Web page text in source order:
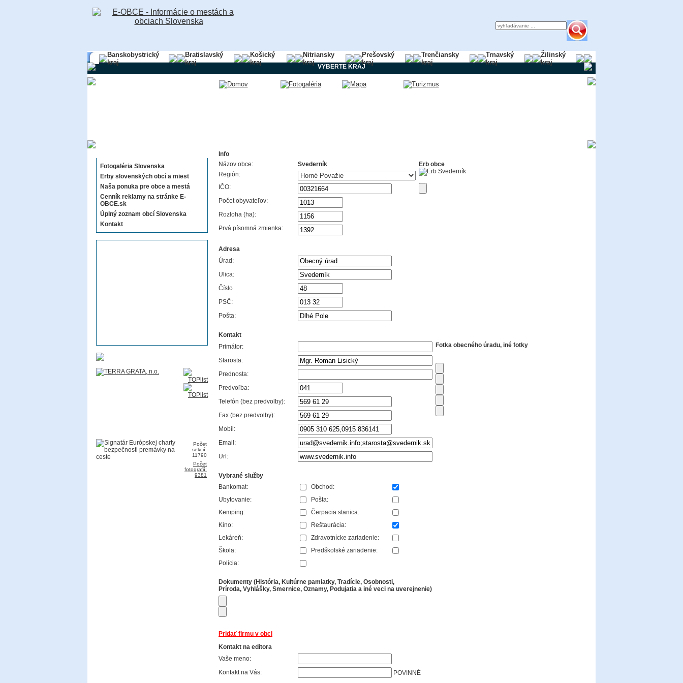
Banskobystrický
kraj
Bratislavský
kraj
Košický
kraj
Nitriansky
kraj
Prešovský
kraj
Trenčiansky
kraj
Trnavský
kraj
Žilinský
kraj
VYBERTE KRAJ
Fotogaléria Slovenska
Erby slovenských obcí a miest
Naša ponuka pre obce a mestá
Cenník reklamy na stránke E-
OBCE.sk
Úplný zoznam obcí Slovenska
Kontakt
Počet
sekcií:
11790
Počet
fotografií:
9381
Info
Názov obce:
Svederník
Erb obce
Región:
IČO:
Počet obyvateľov:
Rozloha (ha):
Prvá písomná zmienka:
Adresa
Úrad:
Ulica:
Číslo
PSČ:
Pošta:
Kontakt
Primátor:
Fotka obecného úradu, iné fotky
Starosta:
Prednosta:
Predvoľba:
Telefón (bez predvolby):
Fax (bez predvolby):
Mobil:
Email:
Url:
Vybrané služby
Bankomat:
Obchod:
Ubytovanie:
Pošta:
Kemping:
Čerpacia stanica:
Kino:
Reštaurácia:
Lekáreň:
Zdravotnícke zariadenie:
Škola:
Predškolské zariadenie:
Polícia:
Dokumenty (História, Kultúrne pamiatky, Tradície, Osobnosti,
Príroda, Vyhlášky, Smernice, Oznamy, Podujatia a iné veci na uverejnenie)
Pridať firmu v obci
Kontakt na editora
Vaše meno:
Kontakt na Vás:
POVINNÉ